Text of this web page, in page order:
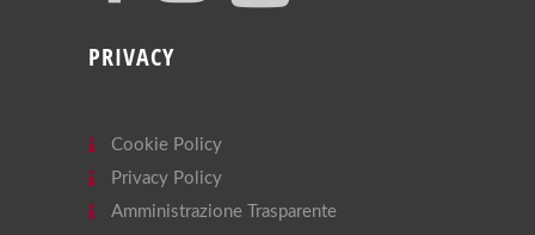
PRIVACY
Cookie Policy
Privacy Policy
Amministrazione Trasparente